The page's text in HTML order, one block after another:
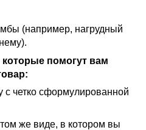
(например, нагрудный
которые помогут вам
с четко сформулированной
же виде, в котором вы